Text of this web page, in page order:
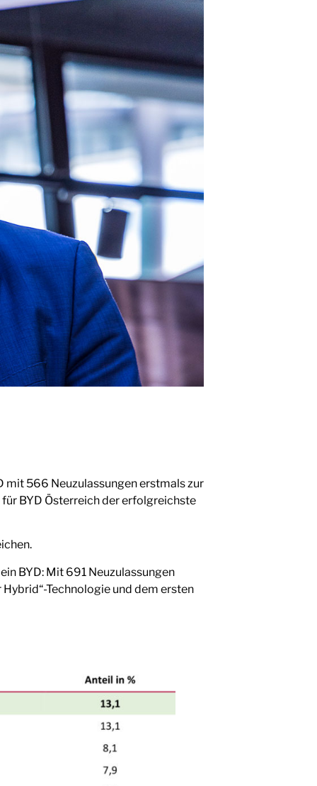
mit 566 Neuzulassungen erstmals zur
BYD Österreich der erfolgreichste
BYD: Mit 691 Neuzulassungen
Technologie und dem ersten